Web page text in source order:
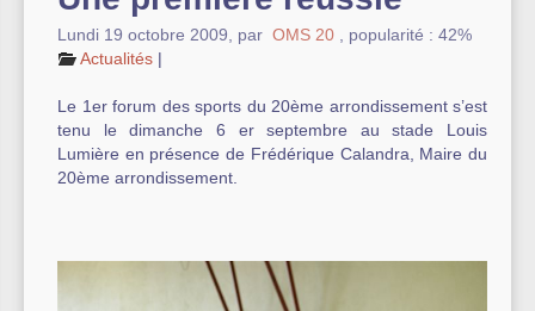
Autre équipement sportif
Lundi 19 octobre 2009 par OMS 20
popularité : 42%
Actualités |
Le 1er forum des sports du 20ème arrondissement s’est
tenu le dimanche 6 er septembre au stade Louis
Lumière en présence de Frédérique Calandra, Maire du
20ème arrondissement.